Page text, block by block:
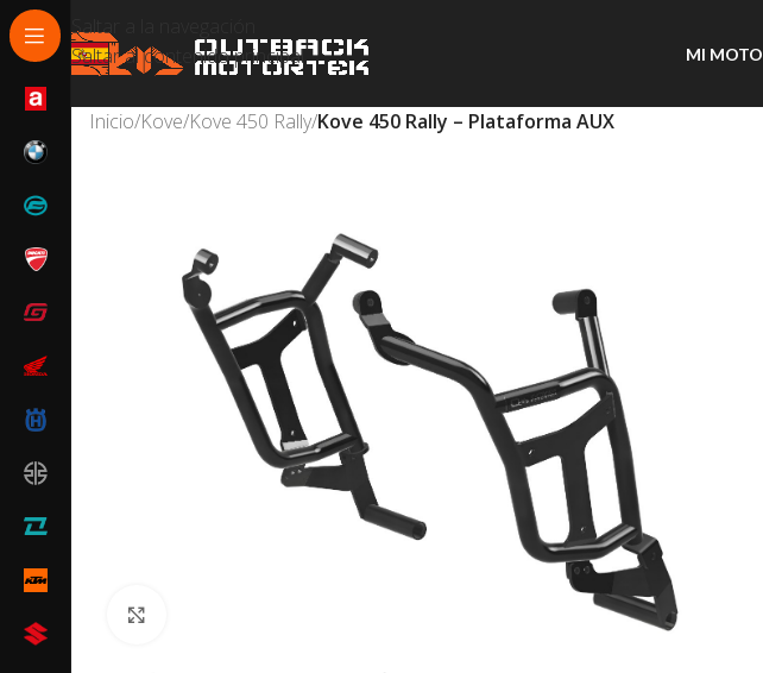
Saltar a la navegación
Saltar al contenido principal
MI MOTO
Inicio/Kove/Kove 450 Rally/Kove 450 Rally – Plataforma AUX